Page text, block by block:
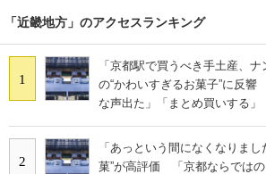
「近畿地方」のアクセスランキング
1
「京都駅で買うべき手土産、
の“かわいすぎるお菓子”に反
な声出た」「まとめ買いする」
2
「あっという間になくなりま
菓”が高評価 「京都ならではの